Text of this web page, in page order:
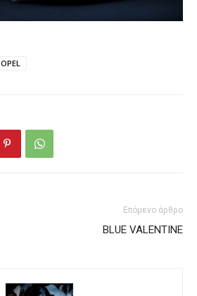
OPEL
Επόμενο άρθρο
BLUE VALENTINE